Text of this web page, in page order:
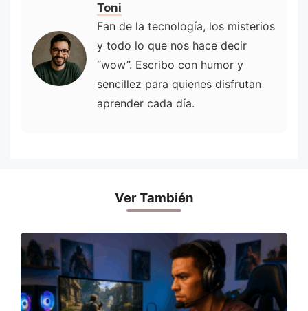
Toni
Fan de la tecnología, los misterios
y todo lo que nos hace decir
“wow”. Escribo con humor y
sencillez para quienes disfrutan
aprender cada día.
Ver También